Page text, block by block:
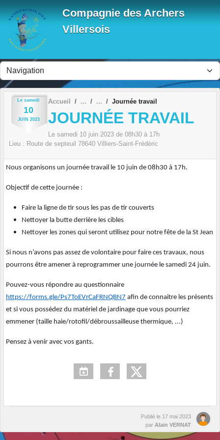
Compagnie des Archers
Villersois
Le samedi
10
JUIN 2023
Accueil Journée travail
JOURNÉE TRAVAIL
Le samedi 10 juin 2023 de 08h30 à 17h
Lieu : Route de septeuil 78640 Villiers-Saint-Frédéric
Nous organisons un journée travail le 10 juin de 08h30 à 17h.
Objectif de cette journée :
Faire la ligne de tir sous les pas de tir couverts
Nettoyer la butte derrière les cibles
Nettoyer les zones qui seront utilisez pour notre fête de la St Jean
Si nous n’avons pas assez de volontaire pour faire ces travaux, nous
pourrons être amener à reprogrammer une journée le samedi 24 juin.
Pouvez-vous répondre au questionnaire
https://forms.gle/Ps7ToEVrCaFRNQBN7 afin de connaitre les présents
et si vous possédez du matériel de jardinage que vous pourriez
emmener (taille haie/rotofil/débroussailleuse thermique, ...)
Pensez à venir avec vos gants.
Publié le 17 mai 2023
par Alain VERNAT